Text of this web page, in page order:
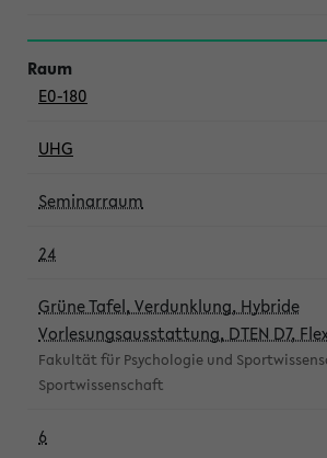
E0-180
UHG
Seminarraum
24
Grüne Tafel, Verdunklung, Hybride
Vorlesungsausstattung, DTEN D7,
Fakultät für Psychologie und
Sportwissenschaft
6